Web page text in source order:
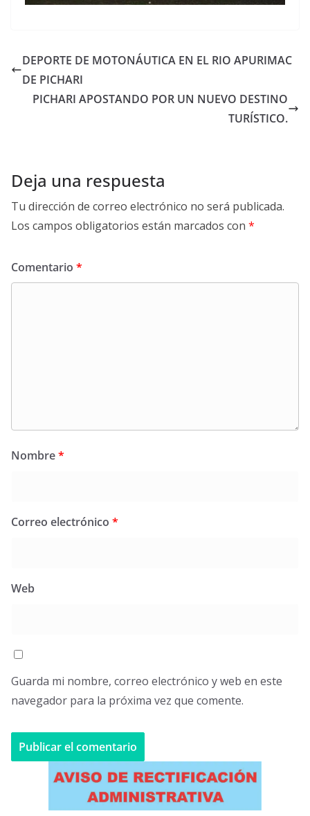
DEPORTE DE MOTONÁUTICA EN EL RIO APURIMAC
DE PICHARI
PICHARI APOSTANDO POR UN NUEVO DESTINO
TURÍSTICO.
Deja una respuesta
Tu dirección de correo electrónico no será publicada.
Los campos obligatorios están marcados con *
Comentario *
Nombre*
Correo electrónico *
Web
Guarda mi nombre, correo electrónico y web en este
navegador para la próxima vez que comente.